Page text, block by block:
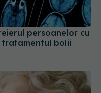
persoanelor cu
bolii